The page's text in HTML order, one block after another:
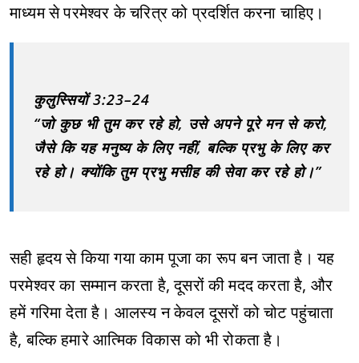
माध्यम से परमेश्वर के चरित्र को प्रदर्शित करना चाहिए।
कुलुस्सियों 3:23–24
“जो कुछ भी तुम कर रहे हो, उसे अपने पूरे मन से करो,
जैसे कि यह मनुष्य के लिए नहीं, बल्कि प्रभु के लिए कर
रहे हो। क्योंकि तुम प्रभु मसीह की सेवा कर रहे हो।”
सही हृदय से किया गया काम पूजा का रूप बन जाता है। यह
परमेश्वर का सम्मान करता है, दूसरों की मदद करता है, और
हमें गरिमा देता है। आलस्य न केवल दूसरों को चोट पहुंचाता
है, बल्कि हमारे आत्मिक विकास को भी रोकता है।